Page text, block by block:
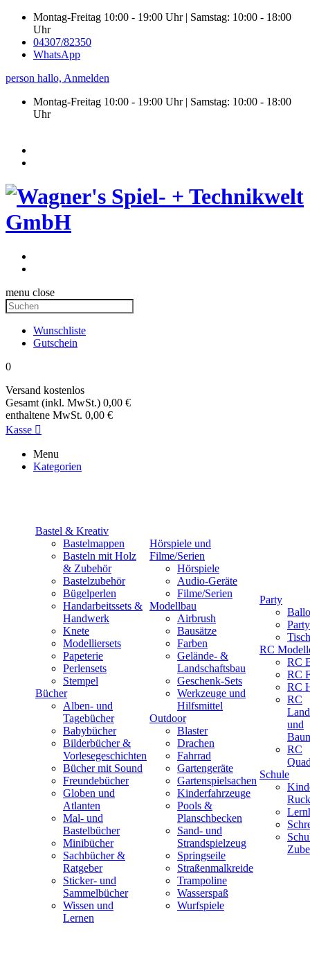
Montag-Freitag 10:00 - 19:00 Uhr | Samstag: 10:00 - 18:00
Uhr
04307/82350
WhatsApp
person hallo, Anmelden
Montag-Freitag 10:00 - 19:00 Uhr | Samstag: 10:00 - 18:00
Uhr
menu close
Wunschliste
Gutschein
0
Versand kostenlos
Gesamt (inkl. MwSt.) 0,00 €
enthaltene MwSt. 0,00 €
Kasse 
Menu
Kategorien
Bastel & Kreativ
Bastelmappen
Basteln mit Holz
& Zubehör
Bastelzubehör
Bügelperlen
Handarbeitssets &
Handwerk
Knete
Modelliersets
Papeterie
Perlensets
Stempel
Bücher
Alben- und
Tagebücher
Babybücher
Bilderbücher &
Vorlesegeschichten
Bücher mit Sound
Freundebücher
Globen und
Atlanten
Mal- und
Bastelbücher
Minibücher
Sachbücher &
Ratgeber
Sticker- und
Sammelbücher
Wissen und
Lernen
Hörspiele und
Filme/Serien
Hörspiele
Audio-Geräte
Filme/Serien
Modellbau
Airbrush
Bausätze
Farben
Gelände- &
Landschaftsbau
Geschenk-Sets
Werkzeuge und
Hilfsmittel
Outdoor
Blaster
Drachen
Fahrrad
Gartengeräte
Gartenspielsachen
Kinderfahrzeuge
Pools &
Planschbecken
Sand- und
Strandspielzeug
Springseile
Straßenmalkreide
Trampoline
Wasserspaß
Wurfspiele
Party
RC
RC
RC
RC
RC
und
RC
Schule